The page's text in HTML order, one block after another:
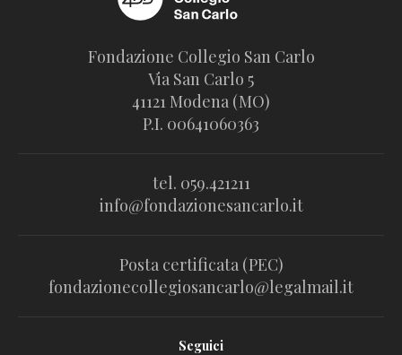
Fondazione Collegio San Carlo
Via San Carlo 5
41121 Modena (MO)
P.I. 00641060363
tel. 059.421211
info@fondazionesancarlo.it
Posta certificata (PEC)
fondazionecollegiosancarlo@legalmail.it
Seguici